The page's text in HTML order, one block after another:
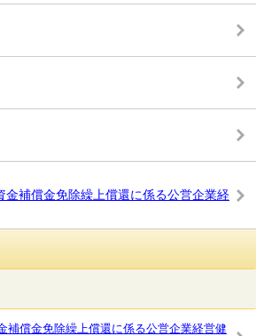
金補償金免除繰上償還に係る公営企業経
補償金免除繰上償還に係る公営企業経営健